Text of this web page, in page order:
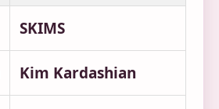
SKIMS
Kim Kardashian